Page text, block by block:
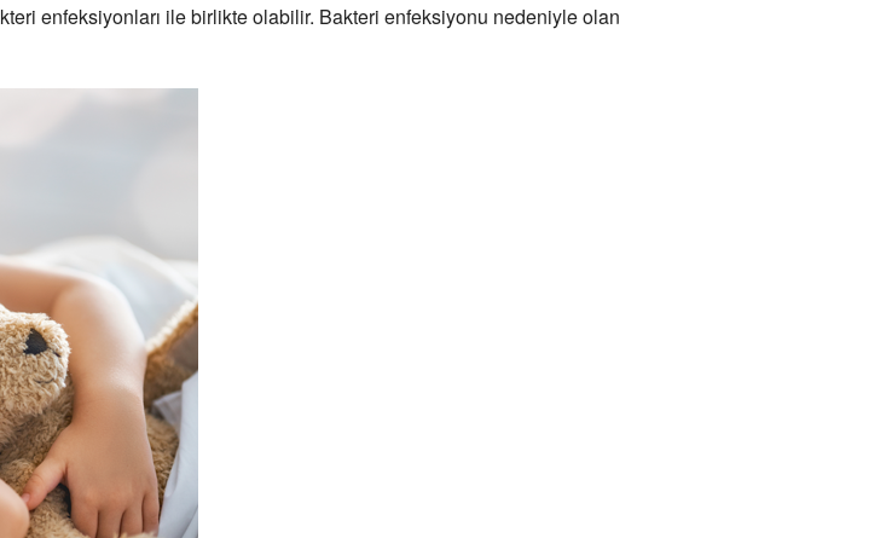
enfeksiyonları ile birlikte olabilir. Bakteri enfeksiyonu nedeniyle olan